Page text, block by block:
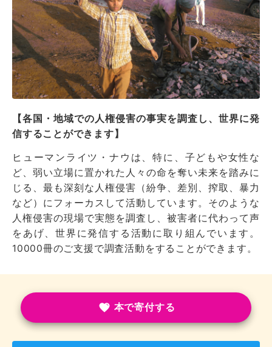
【各国・地域での人権侵害の事実を調査し、世界に発
信することができます】
ヒューマンライツ・ナウは、特に、子どもや女性な
ど、弱い立場に置かれた人々の命を奪い未来を踏みに
じる、最も深刻な人権侵害（紛争、差別、搾取、暴力
など）にフォーカスして活動しています。そのような
人権侵害の現場で実態を調査し、被害者に代わって声
をあげ、世界に発信する活動に取り組んでいます。
10000冊のご支援で調査活動をすることができます。
本で寄付する